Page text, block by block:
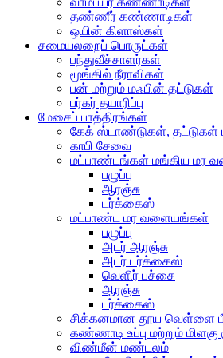
தண்ணீர் கண்ணாடிகள்
ஒயின் கிளாஸ்கள்
சமையலறைப் பொருட்கள்
பந்துவீச்சாளர்கள்
மூங்கில் நீராவிகள்
பன் மற்றும் மஃபின் தட்டுகள்
பர்கர் தயாரிப்பு
மேசைப் பாத்திரங்கள்
கேக் ஸ்டாண்டுகள், தட்டுகள்
காபி சேவை
மட்பாண்டங்கள் மங்கிய மர
பழுப்பு
ஆரஞ்சு
டர்க்கைஸ்
மட்பாண்ட மர வளையங்கள்
பழுப்பு
அடர் ஆரஞ்சு
அடர் டர்க்கைஸ்
வெளிர் பச்சை
ஆரஞ்சு
டர்க்கைஸ்
சிக்கனமான தூய வெள்ளை
கண்ணாடி உப்பு மற்றும்
விண்மீன் மண்டலம்